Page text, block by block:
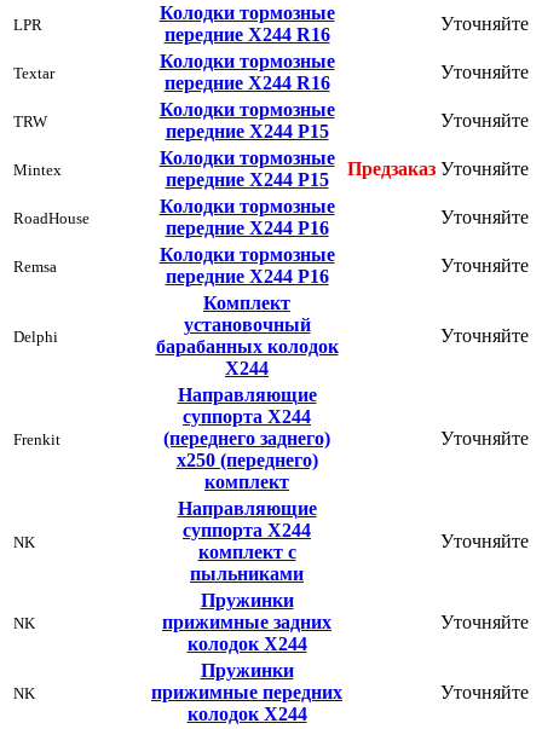
LPR
Колодки тормозные
передние Х244 R16
Уточняйте
Textar
Колодки тормозные
передние Х244 R16
Уточняйте
TRW
Колодки тормозные
передние Х244 Р15
Уточняйте
Mintex
Колодки тормозные
передние Х244 Р15
Предзаказ Уточняйте
RoadHouse
Колодки тормозные
передние Х244 Р16
Уточняйте
Remsa
Колодки тормозные
передние Х244 Р16
Уточняйте
Delphi
Комплект
установочный
барабанных колодок
Х244
Уточняйте
Frenkit
Направляющие
суппорта Х244
(переднего заднего)
х250 (переднего)
комплект
Уточняйте
NK
Направляющие
суппорта Х244
комплект с
пыльниками
Уточняйте
NK
Пружинки
прижимные задних
колодок Х244
Уточняйте
NK
Пружинки
прижимные передних
колодок Х244
Уточняйте